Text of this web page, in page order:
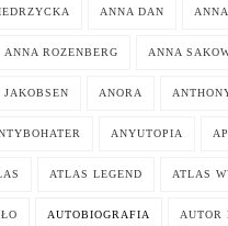
ANNA DAN
ANNA ROZENBERG ANNA
JAKOBSEN ANORA
ANYUTOPIA
ATLAS LEGEND ATLAS
AUTOBIOGRAFIA AUTOR